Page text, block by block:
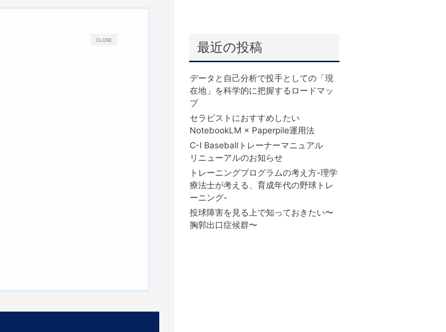
CLOSE 最近の投稿
データと自己分析で投手としての「現
在地」を科学的に把握するロードマッ
プ
セラピストにおすすめしたい
NotebookLM × Paperpile運用法
C-I Baseballトレーナーマニュアル
リニューアルのお知らせ
トレーニングプログラムの考え方-理学
療法士が考える、育成年代の野球トレ
ーニング-
投球障害を見る上で知っておきたい〜
胸郭出口症候群〜